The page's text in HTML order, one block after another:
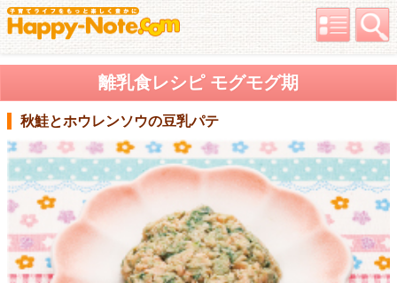
離乳食レシピ モグモグ期
秋鮭とホウレンソウの豆乳パテ